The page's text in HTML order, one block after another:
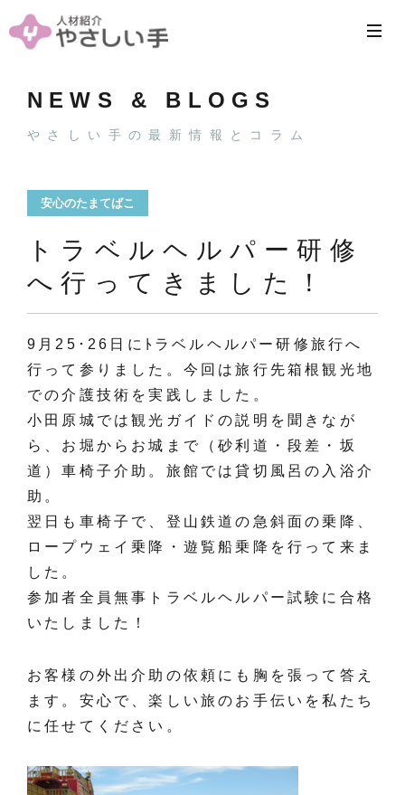
NEWS & BLOGS
やさしい手の最新情報とコラム
安心のたまてばこ
トラベルヘルパー研修
へ行ってきました！
9月25･26日にﾄラベルヘルパー研修旅行へ
行って参りました。今回は旅行先箱根観光地
での介護技術を実践しました。
小田原城では観光ガイドの説明を聞きなが
ら、お堀からお城まで（砂利道・段差・坂
道）車椅子介助。旅館では貸切風呂の入浴介
助。
翌日も車椅子で、登山鉄道の急斜面の乗降、
ロープウェイ乗降・遊覧船乗降を行って来ま
した。
参加者全員無事トラベルヘルパー試験に合格
いたしました！
お客様の外出介助の依頼にも胸を張って答え
ます。安心で、楽しい旅のお手伝いを私たち
に任せてください。